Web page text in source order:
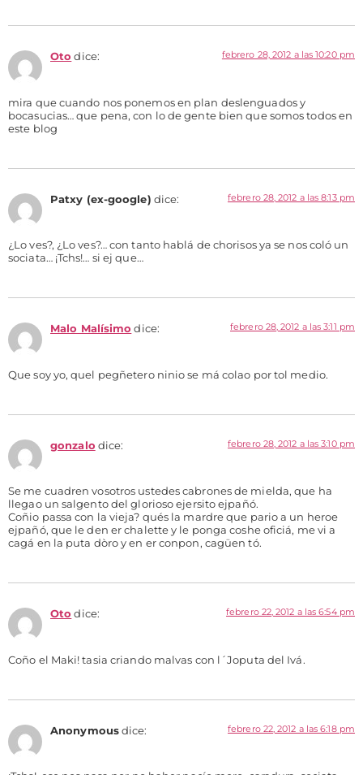
Oto dice: febrero 28, 2012 a las 10:20 pm
mira que cuando nos ponemos en plan deslenguados y
bocasucias… que pena, con lo de gente bien que somos todos en
este blog
Patxy (ex-google) dice: febrero 28, 2012 a las 8:13 pm
¿Lo ves?, ¿Lo ves?… con tanto hablá de chorisos ya se nos coló un
sociata… ¡Tchs!… si ej que…
Malo Malísimo dice: febrero 28, 2012 a las 3:11 pm
Que soy yo, quel pegñetero ninio se má colao por tol medio.
gonzalo dice: febrero 28, 2012 a las 3:10 pm
Se me cuadren vosotros ustedes cabrones de mielda, que ha
llegao un salgento del glorioso ejersito ejpañó.
Coñio passa con la vieja? qués la mardre que pario a un heroe
ejpañó, que le den er chalette y le ponga coshe oficiá, me vi a
cagá en la puta dòro y en er conpon, cagüen tó.
Oto dice: febrero 22, 2012 a las 6:54 pm
Coño el Maki! tasia criando malvas con l´Joputa del Ivá.
Anonymous dice: febrero 22, 2012 a las 6:18 pm